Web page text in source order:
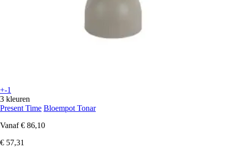
+-1
3 kleuren
Present Time Bloempot Tonar
Vanaf € 86,10
€ 57,31